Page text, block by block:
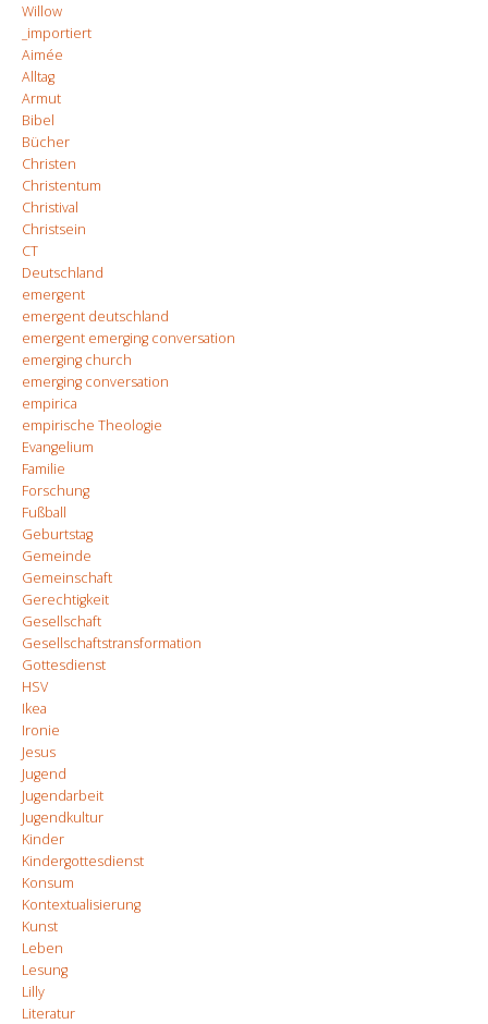
Willow
_importiert
Aimée
Alltag
Armut
Bibel
Bücher
Christen
Christentum
Christival
Christsein
CT
Deutschland
emergent
emergent deutschland
emergent emerging conversation
emerging church
emerging conversation
empirica
empirische Theologie
Evangelium
Familie
Forschung
Fußball
Geburtstag
Gemeinde
Gemeinschaft
Gerechtigkeit
Gesellschaft
Gesellschaftstransformation
Gottesdienst
HSV
Ikea
Ironie
Jesus
Jugend
Jugendarbeit
Jugendkultur
Kinder
Kindergottesdienst
Konsum
Kontextualisierung
Kunst
Leben
Lesung
Lilly
Literatur